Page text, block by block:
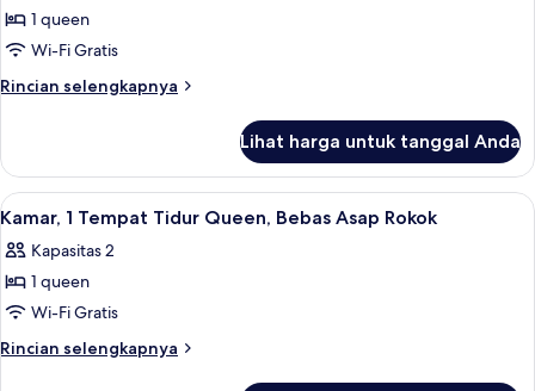
1 queen
Wi-Fi Gratis
Rincian selengkapnya
Rincian
Kamar,
Tempat
Queen,
difabel
Bebas
Asap
Rokok
Lihat harga untuk tanggal Anda
Lihat
semua
foto
untuk
Kamar,
1
Kamar, 1 Tempat Tidur Queen,
7
Kamar, 1 Tempat Tidur Queen, Bebas Asap Rokok
Kapasitas 2
1 queen
Wi-Fi Gratis
Rincian selengkapnya
Rincian